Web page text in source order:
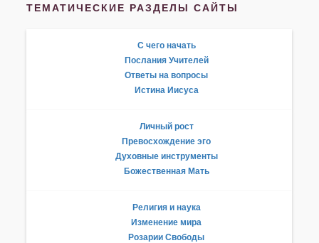
ТЕМАТИЧЕСКИЕ РАЗДЕЛЫ САЙТЫ
С чего начать
Послания Учителей
Ответы на вопросы
Истина Иисуса
Личный рост
Превосхождение эго
Духовные инструменты
Божественная Мать
Религия и наука
Изменение мира
Розарии Свободы